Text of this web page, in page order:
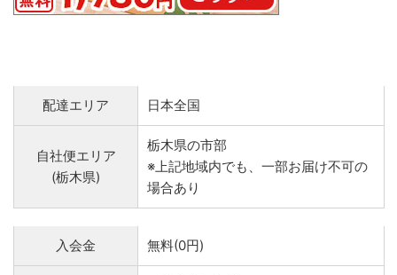
配達エリア 日本全国
自社便エリア
(栃木県)
栃木県の市部
※上記地域内でも、一部お届け不可の
場合あり
入会金 無料(0円)